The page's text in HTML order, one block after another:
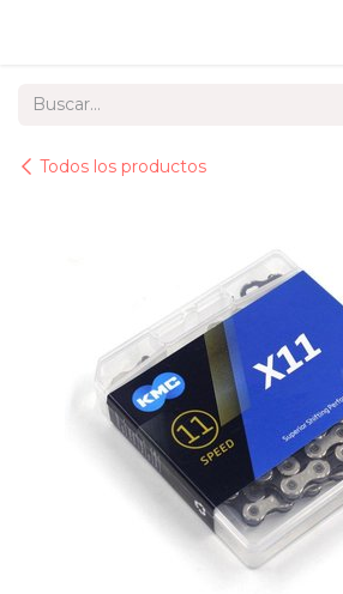
Todos los productos